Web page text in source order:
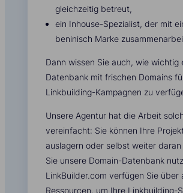
gleichzeitig betreut,
ein Inhouse-Spezialist, der mit
beninisch Marke
Dann wissen Sie auch, wie wichtig
Datenbank mit frischen Domains
Linkbuilding-Kampagnen zu
Unsere Agentur hat die Arbeit
vereinfacht: Sie können Ihre
auslagern oder selbst weiter
Sie unsere Domain-Datenbank
LinkBuilder.com verfügen Sie über
Ressourcen, um Ihre Linkbuilding-